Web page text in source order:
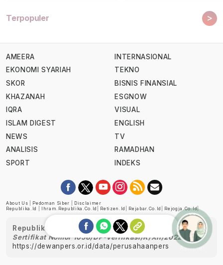
Terpopuler >
AMEERA
EKONOMI SYARIAH
SKOR
KHAZANAH
IQRA
ISLAM DIGEST
NEWS
ANALISIS
SPORT
INTERNASIONAL
TEKNO
BISNIS FINANSIAL
ESGNOW
VISUAL
ENGLISH
TV
RAMADHAN
INDEKS
About Us Pedoman Siber
Disclaimer
Republika.id
Ihram.republika.co.id Retizen.id Rejabar.co.id Rejogja.co.id|
Republika telah diverifikasi oleh Dewan Pers
Sertifikat Nomor 1058/DP-Verifikasi/K/XII/2022
https://dewanpers.or.id/data/perusahaanpers
Ask me!